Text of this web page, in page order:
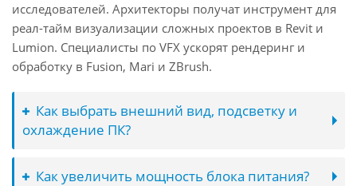
исследователей. Архитекторы получат инструмент для
реал-тайм визуализации сложных проектов в Revit и
Lumion. Специалисты по VFX ускорят рендеринг и
обработку в Fusion, Mari и ZBrush.
Как выбрать внешний вид, подсветку и
охлаждение ПК?
Как увеличить мощность блока питания?